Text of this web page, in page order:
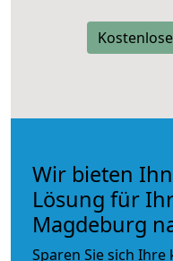
Wir bieten
Lösung für
Magdeburg
Sparen Sie sich